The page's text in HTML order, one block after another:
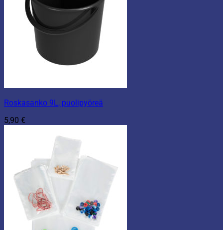
Roskasanko 9L, puolipyöreä
5,90 €